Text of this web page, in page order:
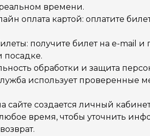
времени.
оплата картой: оплатите
получите билет на e-mail и
посадке.
обработки и защита
использует проверенные
сайте создается личный
время, чтобы уточнить